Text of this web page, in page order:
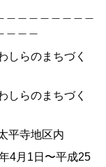
のまちづく
らのまちづく
寺地区内
月1日〜平成25